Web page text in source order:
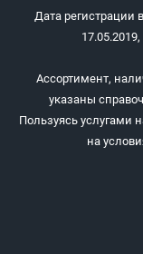
Дата регистрации
Ассортимент,
указаны
Пользуясь услугами
на